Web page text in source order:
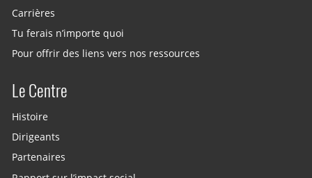
Carrières
Tu ferais n’importe quoi
Pour offrir des liens vers nos ressources
Le Centre
Histoire
Dirigeants
Partenaires